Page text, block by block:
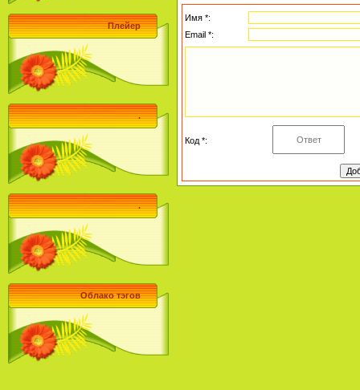
Плейер
.
.
Облако тэгов
Имя *:
Email *:
Код *: